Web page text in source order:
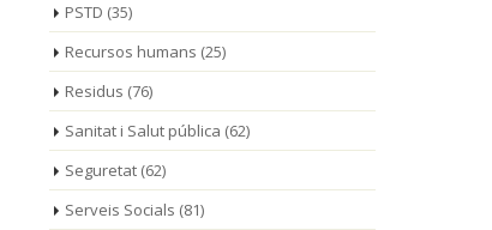
PSTD (35)
Recursos humans (25)
Residus (76)
Sanitat i Salut pública (62)
Seguretat(62)
Serveis Socials (81)